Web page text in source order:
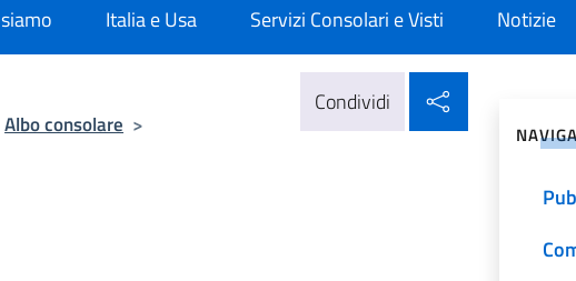
Italia e Usa Servizi Consolari e Visti Notizie
Albo consolare >
Condividi